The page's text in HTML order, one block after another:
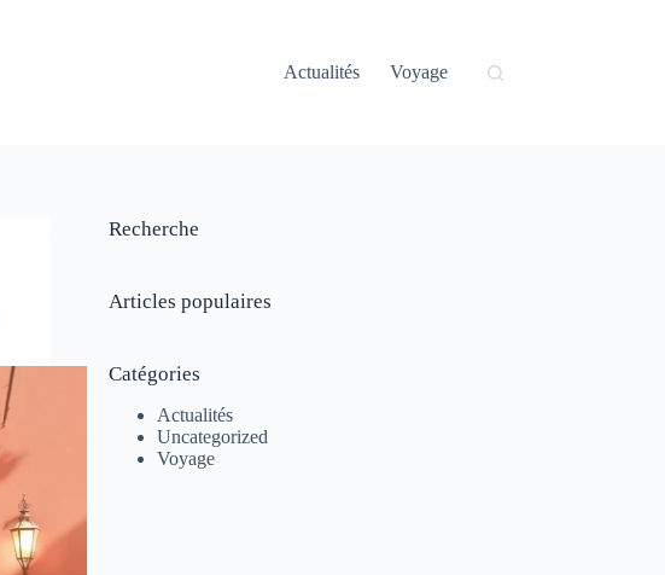
Actualités
Voyage
Recherche
Articles populaires
Catégories
Actualités
Uncategorized
Voyage